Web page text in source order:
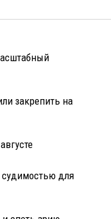
закрепить на
для